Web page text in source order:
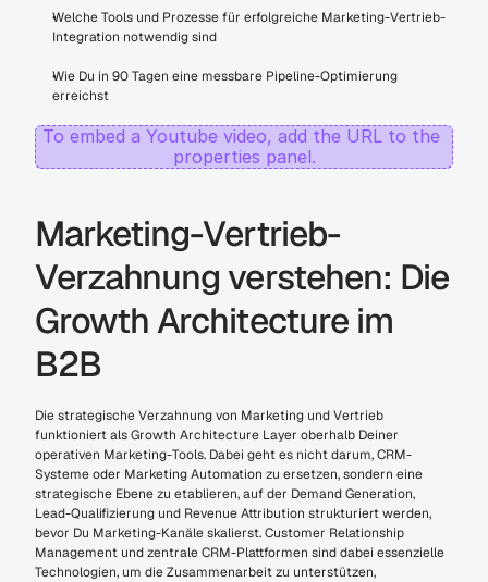
Welche Tools und Prozesse für erfolgreiche Marketing-Vertrieb-
Integration notwendig sind
Wie Du in 90 Tagen eine messbare Pipeline-Optimierung
erreichst
To embed a Youtube video, add the URL to the
properties panel.
Marketing-Vertrieb-
Verzahnung verstehen: Die
Growth Architecture im
B2B
Die strategische Verzahnung von Marketing und Vertrieb
funktioniert als Growth Architecture Layer oberhalb Deiner
operativen Marketing-Tools. Dabei geht es nicht darum, CRM-
Systeme oder Marketing Automation zu ersetzen, sondern eine
strategische Ebene zu etablieren, auf der Demand Generation,
Lead-Qualifizierung und Revenue Attribution strukturiert werden,
bevor Du Marketing-Kanäle skalierst. Customer Relationship
Management und zentrale CRM-Plattformen sind dabei essenzielle
Technologien, um die Zusammenarbeit zu unterstützen,